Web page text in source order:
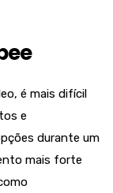
é mais difícil
e
durante um
mais forte